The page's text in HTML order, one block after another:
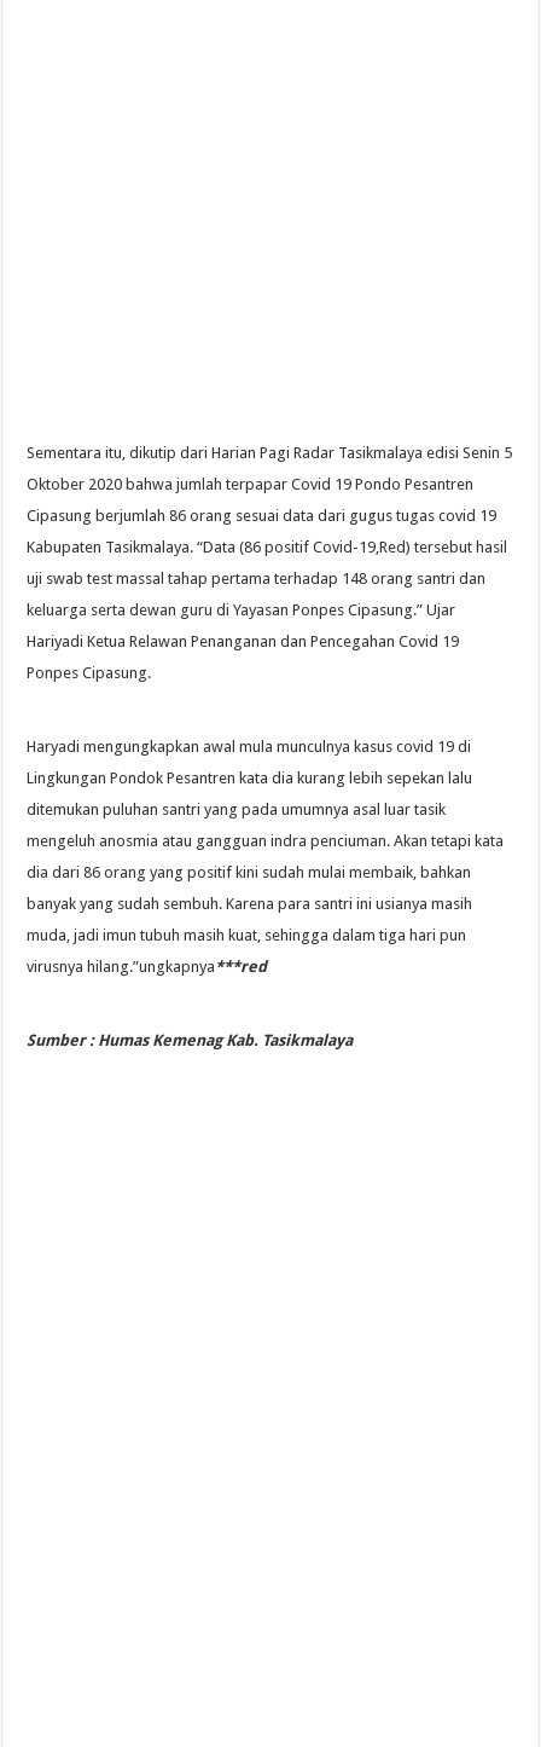
Sementara itu, dikutip dari Harian Pagi Radar Tasikmalaya edisi Senin 5
Oktober 2020 bahwa jumlah terpapar Covid 19 Pondo Pesantren
Cipasung berjumlah 86 orang sesuai data dari gugus tugas covid 19
Kabupaten Tasikmalaya. “Data (86 positif Covid-19,Red) tersebut hasil
uji swab test massal tahap pertama terhadap 148 orang santri dan
keluarga serta dewan guru di Yayasan Ponpes Cipasung.” Ujar
Hariyadi Ketua Relawan Penanganan dan Pencegahan Covid 19
Ponpes Cipasung.
Haryadi mengungkapkan awal mula munculnya kasus covid 19 di
Lingkungan Pondok Pesantren kata dia kurang lebih sepekan lalu
ditemukan puluhan santri yang pada umumnya asal luar tasik
mengeluh anosmia atau gangguan indra penciuman. Akan tetapi kata
dia dari 86 orang yang positif kini sudah mulai membaik, bahkan
banyak yang sudah sembuh. Karena para santri ini usianya masih
muda, jadi imun tubuh masih kuat, sehingga dalam tiga hari pun
virusnya hilang.”ungkapnya ***red
Sumber : Humas Kemenag Kab. Tasikmalaya